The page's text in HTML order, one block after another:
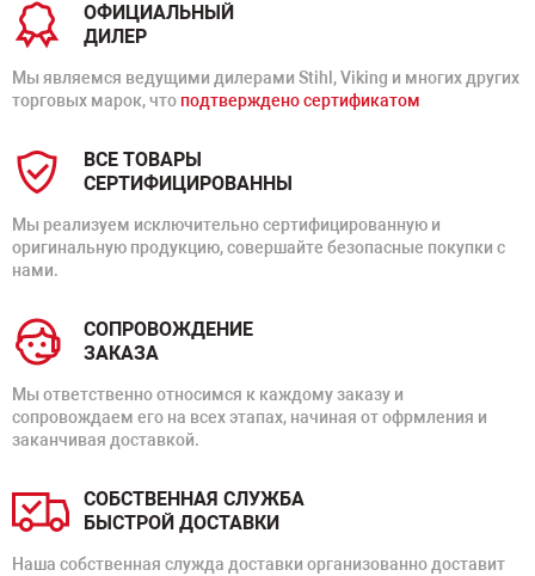
ОФИЦИАЛЬНЫЙ
ДИЛЕР
Мы являемся ведущими дилерами Stihl, Viking и многих других
торговых марок, что подтверждено сертификатом
ВСЕ ТОВАРЫ
СЕРТИФИЦИРОВАННЫ
Мы реализуем исключительно сертифицированную и
оригинальную продукцию, совершайте безопасные покупки с
нами.
СОПРОВОЖДЕНИЕ
ЗАКАЗА
Мы ответственно относимся к каждому заказу и
сопровождаем его на всех этапах, начиная от офрмления и
заканчивая доставкой.
СОБСТВЕННАЯ СЛУЖБА
БЫСТРОЙ ДОСТАВКИ
Наша собственная служда доставки организованно доставит